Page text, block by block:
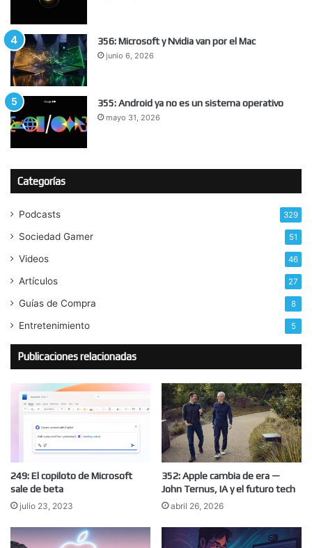
356: Microsoft y Nvidia van por el Mac
junio 6, 2026
355: Android ya no es un sistema operativo
mayo 31, 2026
Categorías
Podcasts 329
Sociedad Gamer 51
Videos 46
Artículos 27
Guías de Compra 8
Entretenimiento 5
Publicaciones relacionadas
249: El copiloto de Microsoft
sale de beta
julio 23, 2023
352: Apple cambia de era —
John Ternus, IA y el futuro tech
abril 26, 2026